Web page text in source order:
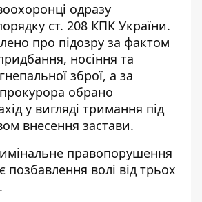
одразу
ст. 208 КПК України.
про підозру за фактом
носіння та
зброї, а за
обрано
у вигляді тримання під
внесення застави.
правопорушення
позбавлення волі від трьох